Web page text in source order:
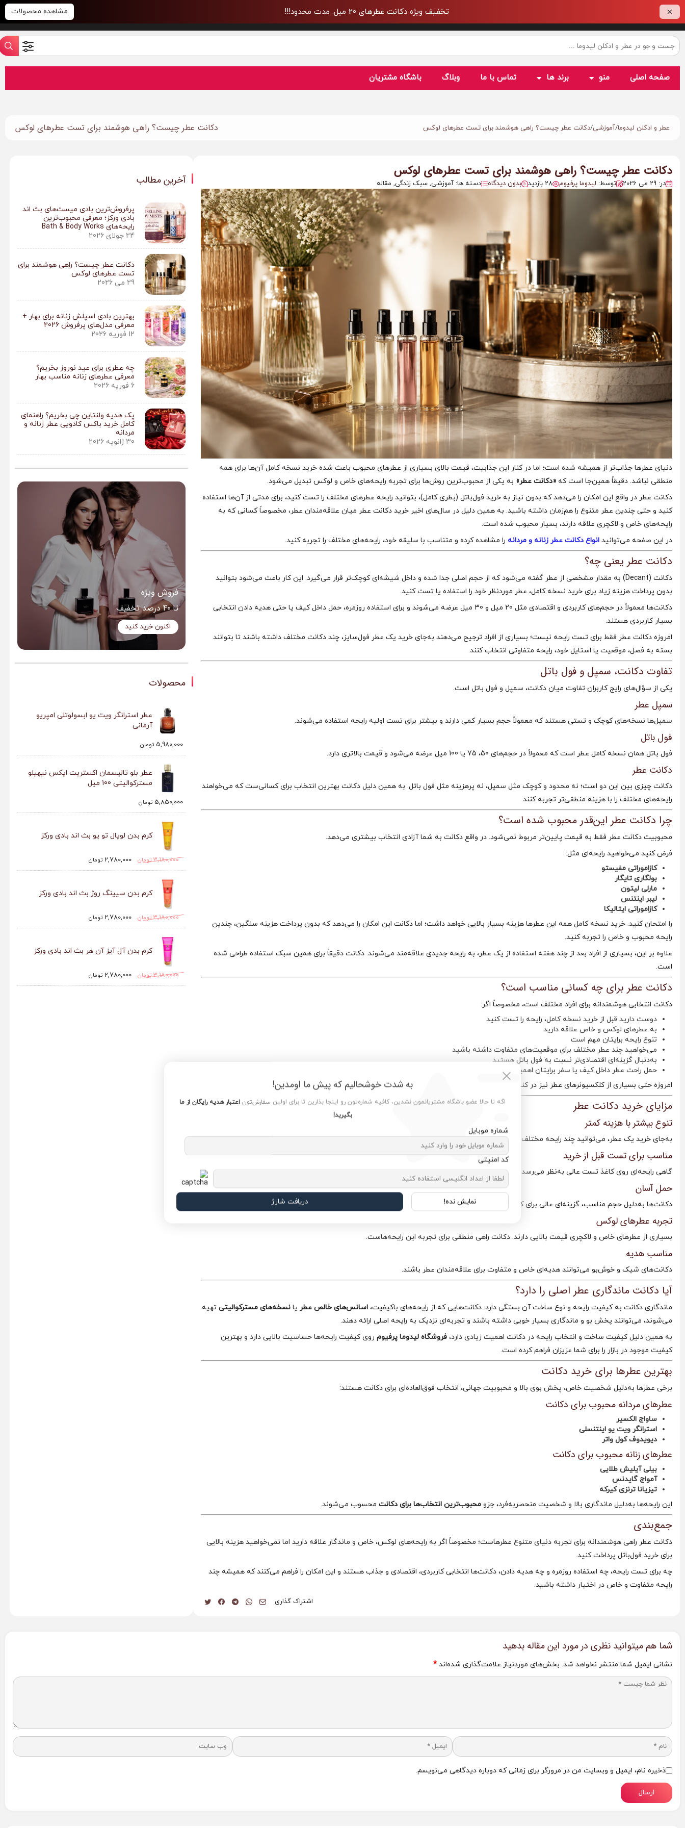
تخفیف ویژه دکانت عطرهای 20 میل. مدت محدود!!! مشاهده محصولات
صفحه اصلی منو برند ها تماس با ما وبلاگ باشگاه مشتریان
عطر و ادکلن لیدوما/آموزشی/دکانت عطر چیست؟ راهی هوشمند برای تست عطرهای لوکس دکانت عطر چیست؟ راهی هوشمند برای تست عطرهای لوکس
دکانت عطر چیست؟ راهی هوشمند برای تست عطرهای لوکس
در: 29 می 2026 توسط: لیدوما پرفیوم 28 بازدید بدون دیدگاه دسته ها: آموزشی, سبک زندگی, مقاله
دنیای عطرها جذاب‌تر از همیشه شده است؛ اما در کنار این جذابیت، قیمت بالای بسیاری از عطرهای محبوب باعث شده خرید نسخه کامل آن‌ها برای همه
منطقی نباشد. دقیقاً همین‌جا است که «دکانت عطر» به یکی از محبوب‌ترین روش‌ها برای تجربه رایحه‌های خاص و لوکس تبدیل می‌شود.
دکانت عطر در واقع این امکان را می‌دهد که بدون نیاز به خرید فول‌باتل (بطری کامل)، بتوانید رایحه عطرهای مختلف را تست کنید، برای مدتی از آن‌ها استفاده
کنید و حتی چندین عطر متنوع را هم‌زمان داشته باشید. به همین دلیل در سال‌های اخیر خرید دکانت عطر میان علاقه‌مندان عطر، مخصوصاً کسانی که به
رایحه‌های خاص و لاکچری علاقه دارند، بسیار محبوب شده است.
در این صفحه می‌توانید انواع دکانت عطر زنانه و مردانه را مشاهده کرده و متناسب با سلیقه خود، رایحه‌های مختلف را تجربه کنید.
دکانت عطر یعنی چه؟
دکانت (Decant) به مقدار مشخصی از عطر گفته می‌شود که از حجم اصلی جدا شده و داخل شیشه‌ای کوچک‌تر قرار می‌گیرد. این کار باعث می‌شود بتوانید
بدون پرداخت هزینه زیاد برای خرید نسخه کامل، عطر موردنظر خود را استفاده یا تست کنید.
دکانت‌ها معمولاً در حجم‌های کاربردی و اقتصادی مثل 20 میل و 30 میل عرضه می‌شوند و برای استفاده روزمره، حمل داخل کیف یا حتی هدیه دادن انتخابی
بسیار کاربردی هستند.
امروزه دکانت عطر فقط برای تست رایحه نیست؛ بسیاری از افراد ترجیح می‌دهند به‌جای خرید یک عطر فول‌سایز، چند دکانت مختلف داشته باشند تا بتوانند
بسته به فصل، موقعیت یا استایل خود، رایحه متفاوتی انتخاب کنند.
تفاوت دکانت، سمپل و فول باتل
یکی از سؤال‌های رایج کاربران تفاوت میان دکانت، سمپل و فول باتل است.
سمپل عطر
سمپل‌ها نسخه‌های کوچک و تستی هستند که معمولاً حجم بسیار کمی دارند و بیشتر برای تست اولیه رایحه استفاده می‌شوند.
فول باتل
فول باتل همان نسخه کامل عطر است که معمولاً در حجم‌های 50، 75 یا 100 میل عرضه می‌شود و قیمت بالاتری دارد.
دکانت عطر
دکانت چیزی بین این دو است؛ نه محدود و کوچک مثل سمپل، نه پرهزینه مثل فول باتل. به همین دلیل دکانت بهترین انتخاب برای کسانی‌ست که می‌خواهند
رایحه‌های مختلف را با هزینه منطقی‌تر تجربه کنند.
چرا دکانت عطر این‌قدر محبوب شده است؟
محبوبیت دکانت عطر فقط به قیمت پایین‌تر مربوط نمی‌شود. در واقع دکانت به شما آزادی انتخاب بیشتری می‌دهد.
فرض کنید می‌خواهید رایحه‌ای مثل:
کازاموراتی مفیستو
بولگاری تایگار
مارلی لیتون
لیبر اینتنس
کازاموراتی ایتالیکا
را امتحان کنید. خرید نسخه کامل همه این عطرها هزینه بسیار بالایی خواهد داشت؛ اما دکانت این امکان را می‌دهد که بدون پرداخت هزینه سنگین، چندین
رایحه محبوب و خاص را تجربه کنید.
علاوه بر این، بسیاری از افراد بعد از چند هفته استفاده از یک عطر، به رایحه جدیدی علاقه‌مند می‌شوند. دکانت دقیقاً برای همین سبک استفاده طراحی شده
است.
دکانت عطر برای چه کسانی مناسب است؟
دکانت انتخابی هوشمندانه برای افراد مختلف است، مخصوصاً اگر:
دوست دارید قبل از خرید نسخه کامل، رایحه را تست کنید
به عطرهای لوکس و خاص علاقه دارید
تنوع رایحه برایتان مهم است
می‌خواهید چند عطر مختلف برای موقعیت‌های متفاوت داشته باشید
به‌دنبال گزینه‌ای اقتصادی‌تر نسبت به فول باتل هستید
حمل راحت عطر داخل کیف یا سفر برایتان اهمیت دارد
امروزه حتی بسیاری از کلکسیونرهای عطر نیز در کنار فول باتل‌ها، از دکانت استفاده می‌کنند.
مزایای خرید دکانت عطر
تنوع بیشتر با هزینه کمتر
به‌جای خرید یک عطر، می‌توانید چند رایحه مختلف را تجربه کنید.
مناسب برای تست قبل از خرید
گاهی رایحه‌ای روی کاغذ تست عالی به‌نظر می‌رسد اما روی پوست کاملاً متفاوت عمل می‌کند. دکانت کمک می‌کند انتخاب مطمئن‌تری داشته باشید.
حمل آسان
دکانت‌ها به‌دلیل حجم مناسب، گزینه‌ای عالی برای کیف، سفر و استفاده روزانه هستند.
تجربه عطرهای لوکس
بسیاری از عطرهای خاص و لاکچری قیمت بالایی دارند. دکانت راهی منطقی برای تجربه این رایحه‌هاست.
مناسب هدیه
دکانت‌های شیک و خوش‌بو می‌توانند هدیه‌ای خاص و متفاوت برای علاقه‌مندان عطر باشند.
آیا دکانت ماندگاری عطر اصلی را دارد؟
ماندگاری دکانت به کیفیت رایحه و نوع ساخت آن بستگی دارد. دکانت‌هایی که از رایحه‌های باکیفیت، اسانس‌های خالص عطر یا نسخه‌های مسترکوالیتی تهیه
می‌شوند، می‌توانند پخش بو و ماندگاری بسیار خوبی داشته باشند و تجربه‌ای نزدیک به رایحه اصلی ارائه دهند.
به همین دلیل کیفیت ساخت و انتخاب رایحه در دکانت اهمیت زیادی دارد، فروشگاه‌ لیدوما پرفیوم روی کیفیت رایحه‌ها حساسیت بالایی دارد و بهترین
کیفیت موجود در بازار را برای شما عزیزان فراهم کرده است.
بهترین عطرها برای خرید دکانت
برخی عطرها به‌دلیل شخصیت خاص، پخش بوی بالا و محبوبیت جهانی، انتخاب فوق‌العاده‌ای برای دکانت هستند:
عطرهای مردانه محبوب برای دکانت
ساواج الکسیر
استرانگر ویت یو اینتنسلی
دیویدوف کول واتر
عطرهای زنانه محبوب برای دکانت
بیلی آیلیش طلایی
آمواج گایدنس
تیزیانا ترنزی کیرکه
این رایحه‌ها به‌دلیل ماندگاری بالا و شخصیت منحصربه‌فرد، جزو محبوب‌ترین انتخاب‌ها برای دکانت محسوب می‌شوند.
جمع‌بندی
دکانت عطر راهی هوشمندانه برای تجربه دنیای متنوع عطرهاست؛ مخصوصاً اگر به رایحه‌های لوکس، خاص و ماندگار علاقه دارید اما نمی‌خواهید هزینه بالایی
برای خرید فول‌باتل پرداخت کنید.
چه برای تست رایحه، چه استفاده روزمره و چه هدیه دادن، دکانت‌ها انتخابی کاربردی، اقتصادی و جذاب هستند و این امکان را فراهم می‌کنند که همیشه چند
رایحه متفاوت و خاص در اختیار داشته باشید.
اشتراک گذاری
آخرین مطالب
پرفروش‌ترین بادی میست‌های بث اند
بادی ورکز؛ معرفی محبوب‌ترین
رایحه‌های Bath & Body Works
24 جولای 2026
دکانت عطر چیست؟ راهی هوشمند برای
تست عطرهای لوکس
29 می 2026
بهترین بادی اسپلش زنانه برای بهار +
معرفی مدل‌های پرفروش 2026
12 فوریه 2026
چه عطری برای عید نوروز بخریم؟
معرفی عطرهای زنانه مناسب بهار
6 فوریه 2026
پک هدیه ولنتاین چی بخریم؟ راهنمای
کامل خرید باکس کادویی عطر زنانه و
مردانه
30 ژانویه 2026
فروش ویژه
تا 40 درصد تخفیف
اکنون خرید کنید
محصولات
عطر استرانگر ویت یو ابسولوتلی امپریو
آرمانی
5,980,000 تومان
عطر بلو تالیسمان اکستریت ایکس نیهیلو
مسترکوالیتی 100 میل
5,850,000 تومان
کرم بدن لویال تو یو بث اند بادی ورکز
3,180,000 تومان 2,780,000 تومان
کرم بدن سیینگ روژ بث اند بادی ورکز
3,180,000 تومان 2,780,000 تومان
کرم بدن آل آیز آن هر بث اند بادی ورکز
3,180,000 تومان 2,780,000 تومان
شما هم میتوانید نظری در مورد این مقاله بدهید
نشانی ایمیل شما منتشر نخواهد شد. بخش‌های موردنیاز علامت‌گذاری شده‌اند *
ذخیره نام، ایمیل و وبسایت من در مرورگر برای زمانی که دوباره دیدگاهی می‌نویسم.
ارسال
به شدت خوشحالیم که پیش ما اومدین!
اگه تا حالا عضو باشگاه مشتریانمون نشدین، کافیه شماره‌تون رو اینجا بذارین تا برای اولین سفارش‌تون اعتبار هدیه رایگان از ما
بگیرید!
شماره موبایل
کد امنیتی
نمایش نده! دریافت شارژ